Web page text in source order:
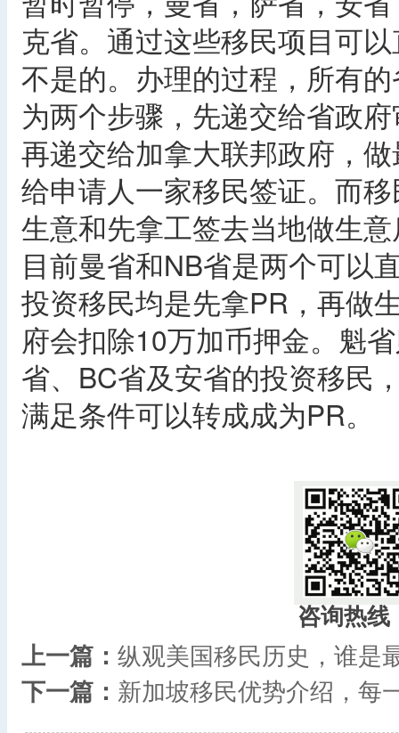
克省。通过这些移民项目可
不是的。办理的过程，所有
为两个步骤，先递交给省政
再递交给加拿大联邦政府，
给申请人一家移民签证。而
生意和先拿工签去当地做生
目前曼省和NB省是两个可以
投资移民均是先拿PR，再做
府会扣除10万加币押金。魁
省、BC省及安省的投资移民
满足条件可以转成成为PR。
咨询热线
上一篇： 纵观美国移民历史，谁是
下一篇： 新加坡移民优势介绍，每